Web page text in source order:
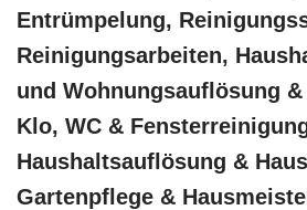
Entrümpelung,
Reinigungsarbeiten,
und Wohnungsauflösung
Klo, WC &
Haushaltsauflösung &
Gartenpflege &